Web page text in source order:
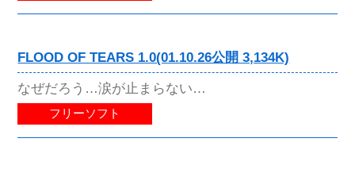
FLOOD OF TEARS 1.0(01.10.26公開 3,134K)
なぜだろう…涙が止まらない…
フリーソフト